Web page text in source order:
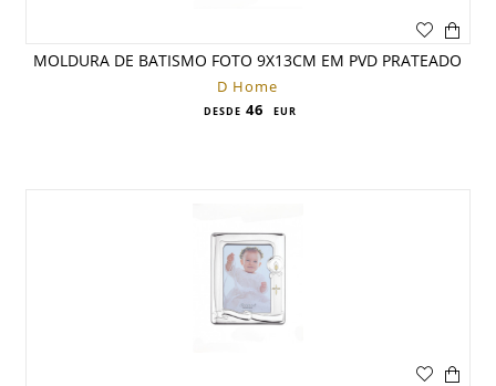
MOLDURA DE BATISMO FOTO 9X13CM EM PVD PRATEADO
D Home
DESDE 46 EUR